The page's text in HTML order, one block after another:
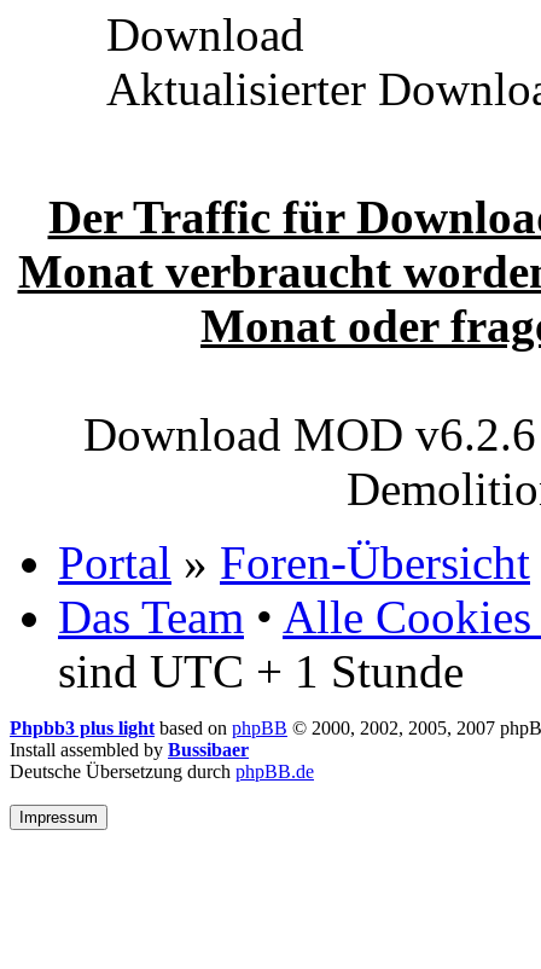
Aktualisierter
Der Traffic für
Monat verbraucht
Monat oder
Download MOD
Portal » Foren-Übersicht
Das Team • Alle Cookies
sind UTC + 1 Stunde
Phpbb3 plus lightbased on phpBB © 2000, 2002, 2005, 2007
Install assembled by Bussibaer
Deutsche Übersetzung durch phpBB.de